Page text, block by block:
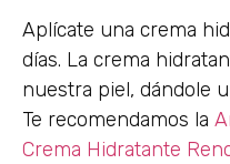
Aplícate una crema
días. La crema
nuestra piel, dándole
Te recomendamos la
Crema Hidratante